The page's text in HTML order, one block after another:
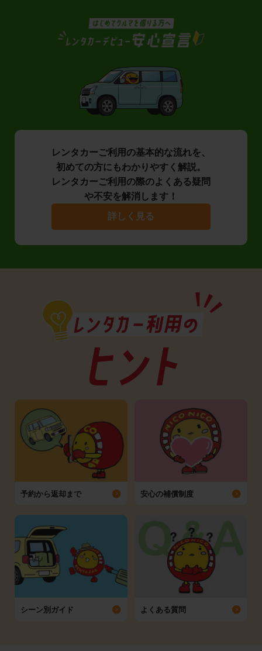
レンタカーご利用の基本的な流れを、
初めての方にもわかりやすく解説。
レンタカーご利用の際のよくある疑問
や不安を解消します！
詳しく見る
予約から返却まで 安心の補償制度
シーン別ガイド よくある質問